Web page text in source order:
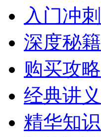
入门冲刺
深度秘籍
购买攻略
经典讲义
精华知识